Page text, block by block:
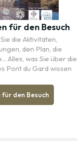
für den Besuch
die Aktivitäten,
den Plan, die
Alles, was Sie über die
Pont du Gard wissen
den Besuch